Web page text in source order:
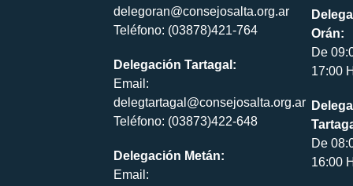
delegoran@consejosalta.org.ar
Teléfono: (03878)421-764
Delegación Tartagal:
Email:
delegtartagal@consejosalta.org.ar
Teléfono: (03873)422-648
Delegación Metán:
Email:
Orán:
De
17:00
De
16:00